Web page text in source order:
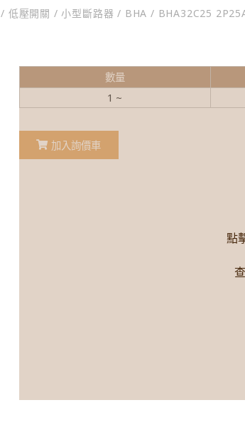
/ 低壓開關 / 小型斷路器/ BHA/ BHA32C25
點
數量
1 ~
加入詢價車